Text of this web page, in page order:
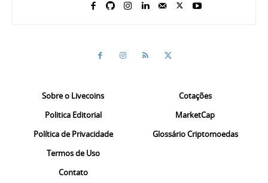
Sobre o Livecoins
Politica Editorial
Política de Privacidade
Termos de Uso
Contato
Cotações
MarketCap
Glossário Criptomoedas